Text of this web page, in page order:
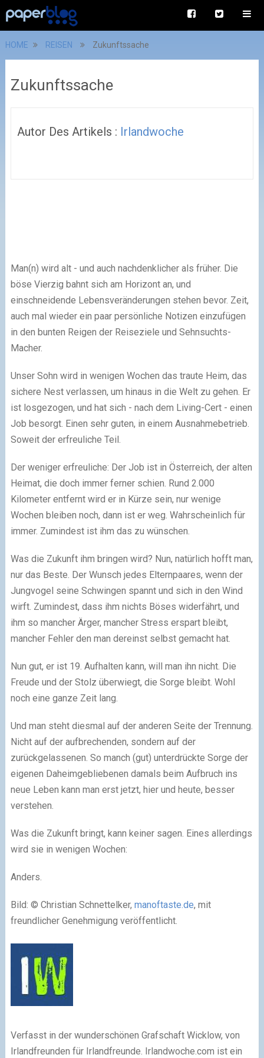
HOME REISEN Zukunftssache
Zukunftssache
Autor Des Artikels : Irlandwoche
Man(n) wird alt - und auch nachdenklicher als früher. Die
böse Vierzig bahnt sich am Horizont an, und
einschneidende Lebensveränderungen stehen bevor. Zeit,
auch mal wieder ein paar persönliche Notizen einzufügen
in den bunten Reigen der Reiseziele und Sehnsuchts-
Macher.
Unser Sohn wird in wenigen Wochen das traute Heim, das
sichere Nest verlassen, um hinaus in die Welt zu gehen. Er
ist losgezogen, und hat sich - nach dem Living-Cert - einen
Job besorgt. Einen sehr guten, in einem Ausnahmebetrieb.
Soweit der erfreuliche Teil.
Der weniger erfreuliche: Der Job ist in Österreich, der alten
Heimat, die doch immer ferner schien. Rund 2.000
Kilometer entfernt wird er in Kürze sein, nur wenige
Wochen bleiben noch, dann ist er weg. Wahrscheinlich für
immer. Zumindest ist ihm das zu wünschen.
Was die Zukunft ihm bringen wird? Nun, natürlich hofft man,
nur das Beste. Der Wunsch jedes Elternpaares, wenn der
Jungvogel seine Schwingen spannt und sich in den Wind
wirft. Zumindest, dass ihm nichts Böses widerfährt, und
ihm so mancher Ärger, mancher Stress erspart bleibt,
mancher Fehler den man dereinst selbst gemacht hat.
Nun gut, er ist 19. Aufhalten kann, will man ihn nicht. Die
Freude und der Stolz überwiegt, die Sorge bleibt. Wohl
noch eine ganze Zeit lang.
Und man steht diesmal auf der anderen Seite der Trennung.
Nicht auf der aufbrechenden, sondern auf der
zurückgelassenen. So manch (gut) unterdrückte Sorge der
eigenen Daheimgebliebenen damals beim Aufbruch ins
neue Leben kann man erst jetzt, hier und heute, besser
verstehen.
Was die Zukunft bringt, kann keiner sagen. Eines allerdings
wird sie in wenigen Wochen:
Anders.
Bild: © Christian Schnettelker, manoftaste.de, mit
freundlicher Genehmigung veröffentlicht.
Verfasst in der wunderschönen Grafschaft Wicklow, von
Irlandfreunden für Irlandfreunde. Irlandwoche.com ist ein